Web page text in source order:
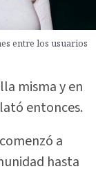
entre los usuarios
misma y en
entonces.
a
hasta